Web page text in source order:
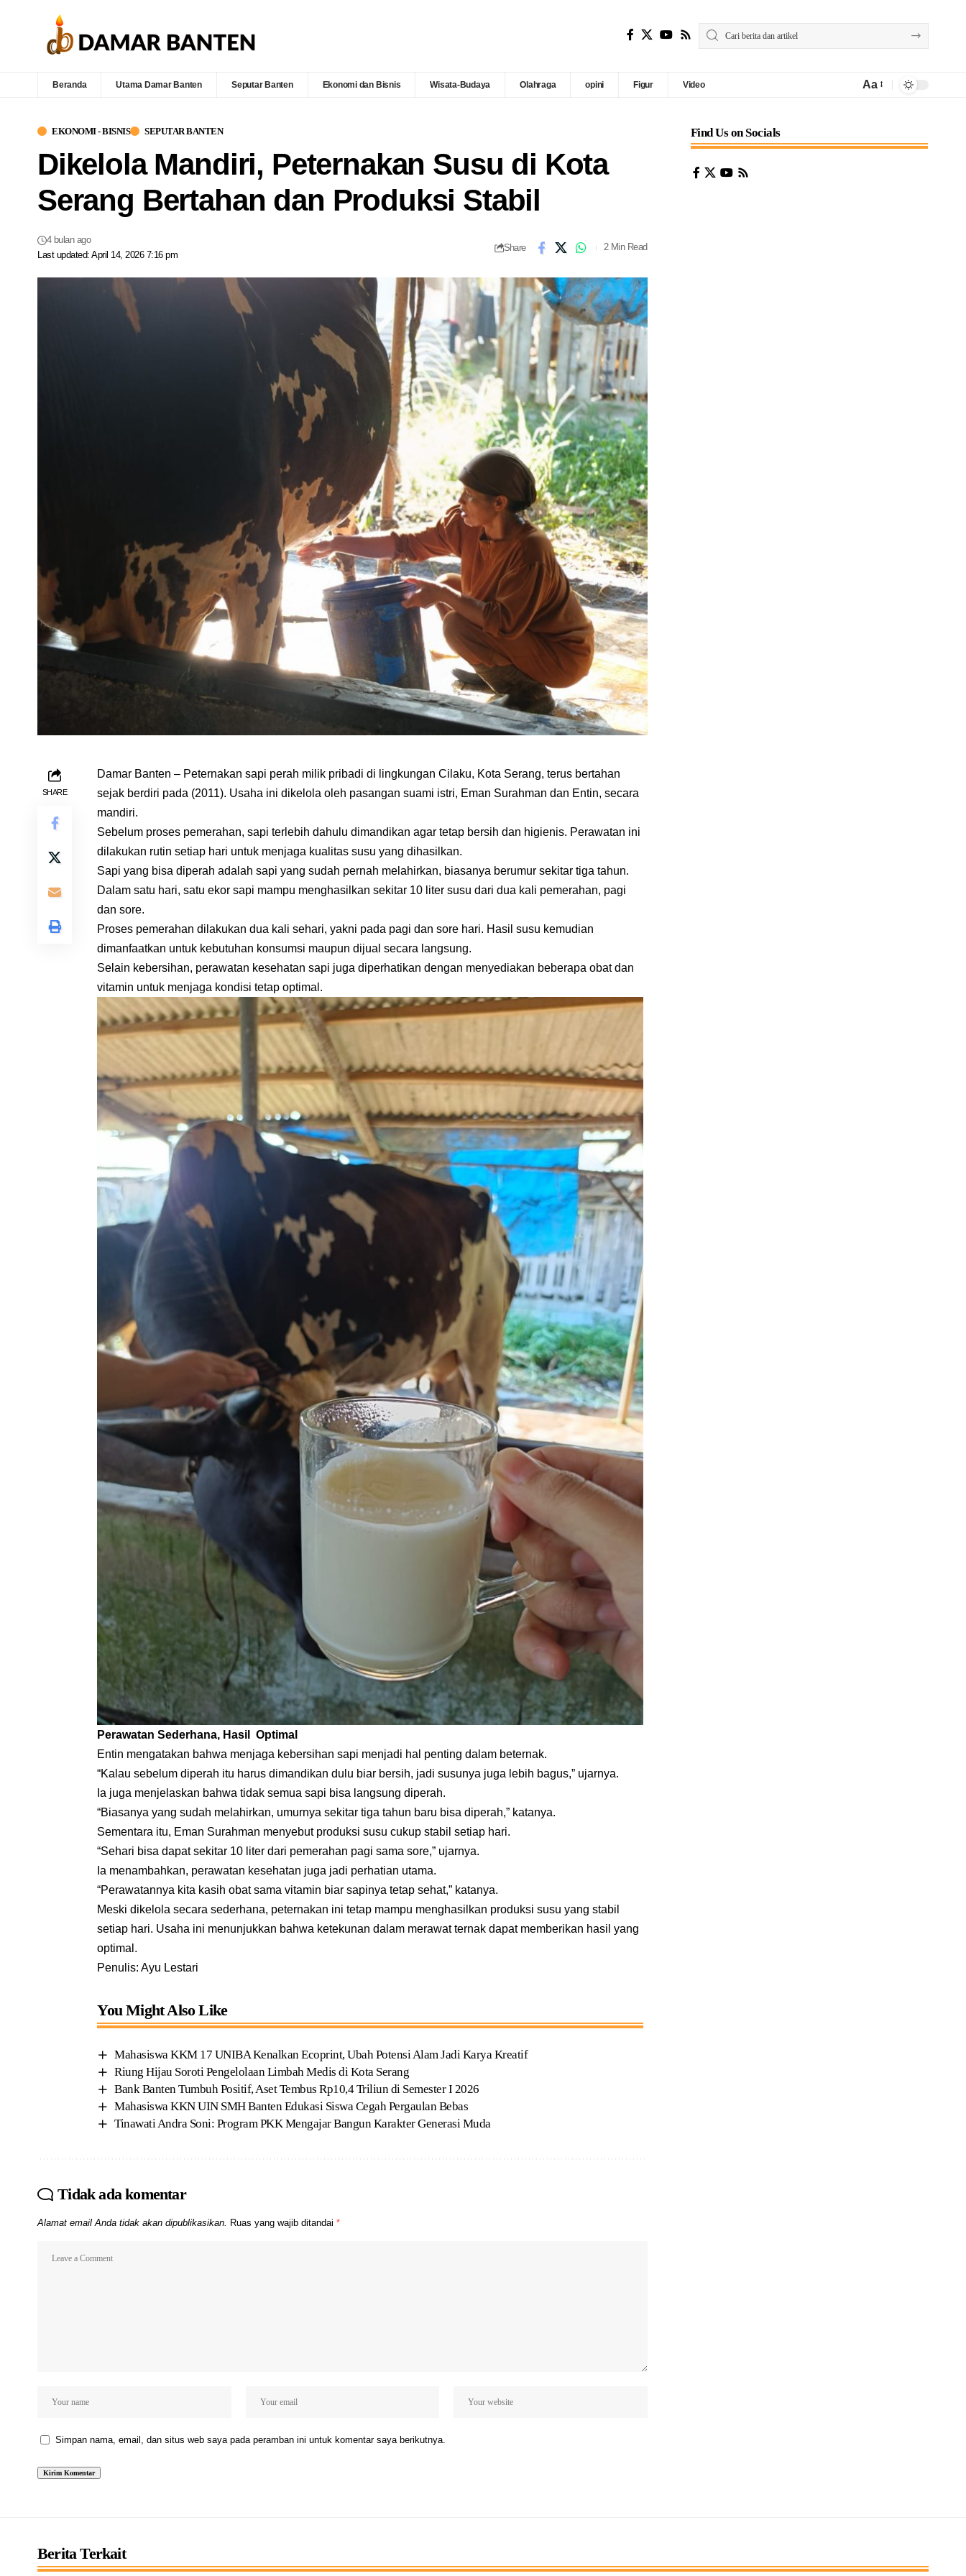
Beranda Utama Damar Banten Seputar Banten Ekonomi dan Bisnis Wisata-Budaya Olahraga opini Figur Video Aa
EKONOMI - BISNIS SEPUTAR BANTEN
Dikelola Mandiri, Peternakan Susu di Kota
Serang Bertahan dan Produksi Stabil
Last updated: April 14, 2026 7:16 pm
4 bulan ago
Share 2 Min Read
SHARE
Damar Banten – Peternakan sapi perah milik pribadi di lingkungan Cilaku, Kota Serang, terus bertahan
sejak berdiri pada (2011). Usaha ini dikelola oleh pasangan suami istri, Eman Surahman dan Entin, secara
mandiri.
Sebelum proses pemerahan, sapi terlebih dahulu dimandikan agar tetap bersih dan higienis. Perawatan ini
dilakukan rutin setiap hari untuk menjaga kualitas susu yang dihasilkan.
Sapi yang bisa diperah adalah sapi yang sudah pernah melahirkan, biasanya berumur sekitar tiga tahun.
Dalam satu hari, satu ekor sapi mampu menghasilkan sekitar 10 liter susu dari dua kali pemerahan, pagi
dan sore.
Proses pemerahan dilakukan dua kali sehari, yakni pada pagi dan sore hari. Hasil susu kemudian
dimanfaatkan untuk kebutuhan konsumsi maupun dijual secara langsung.
Selain kebersihan, perawatan kesehatan sapi juga diperhatikan dengan menyediakan beberapa obat dan
vitamin untuk menjaga kondisi tetap optimal.
Perawatan Sederhana, Hasil Optimal
Entin mengatakan bahwa menjaga kebersihan sapi menjadi hal penting dalam beternak.
“Kalau sebelum diperah itu harus dimandikan dulu biar bersih, jadi susunya juga lebih bagus,” ujarnya.
Ia juga menjelaskan bahwa tidak semua sapi bisa langsung diperah.
“Biasanya yang sudah melahirkan, umurnya sekitar tiga tahun baru bisa diperah,” katanya.
Sementara itu, Eman Surahman menyebut produksi susu cukup stabil setiap hari.
“Sehari bisa dapat sekitar 10 liter dari pemerahan pagi sama sore,” ujarnya.
Ia menambahkan, perawatan kesehatan juga jadi perhatian utama.
“Perawatannya kita kasih obat sama vitamin biar sapinya tetap sehat,” katanya.
Meski dikelola secara sederhana, peternakan ini tetap mampu menghasilkan produksi susu yang stabil
setiap hari. Usaha ini menunjukkan bahwa ketekunan dalam merawat ternak dapat memberikan hasil yang
optimal.
Penulis: Ayu Lestari
You Might Also Like
Mahasiswa KKM 17 UNIBA Kenalkan Ecoprint, Ubah Potensi Alam Jadi Karya Kreatif
Riung Hijau Soroti Pengelolaan Limbah Medis di Kota Serang
Bank Banten Tumbuh Positif, Aset Tembus Rp10,4 Triliun di Semester I 2026
Mahasiswa KKN UIN SMH Banten Edukasi Siswa Cegah Pergaulan Bebas
Tinawati Andra Soni: Program PKK Mengajar Bangun Karakter Generasi Muda
Tidak ada komentar
Alamat email Anda tidak akan dipublikasikan. Ruas yang wajib ditandai *
Simpan nama, email, dan situs web saya pada peramban ini untuk komentar saya berikutnya.
Find Us on Socials
Berita Terkait